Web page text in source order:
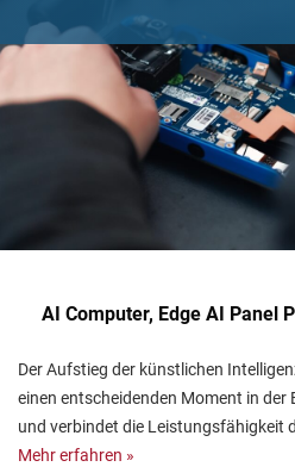
AI Computer, Edge AI Panel
Der Aufstieg der künstlichen
einen entscheidenden Moment in der
und verbindet die Leistungsfähigkeit
Mehr erfahren »